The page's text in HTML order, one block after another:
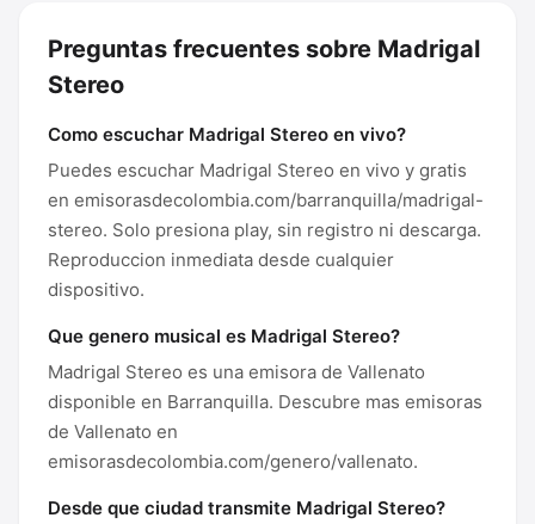
Preguntas frecuentes sobre Madrigal
Stereo
Como escuchar Madrigal Stereo en vivo?
Puedes escuchar Madrigal Stereo en vivo y gratis
en emisorasdecolombia.com/barranquilla/madrigal-
stereo. Solo presiona play, sin registro ni descarga.
Reproduccion inmediata desde cualquier
dispositivo.
Que genero musical es Madrigal Stereo?
Madrigal Stereo es una emisora de Vallenato
disponible en Barranquilla. Descubre mas emisoras
de Vallenato en
emisorasdecolombia.com/genero/vallenato.
Desde que ciudad transmite Madrigal Stereo?